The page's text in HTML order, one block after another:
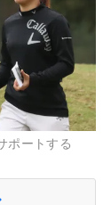
ポートする